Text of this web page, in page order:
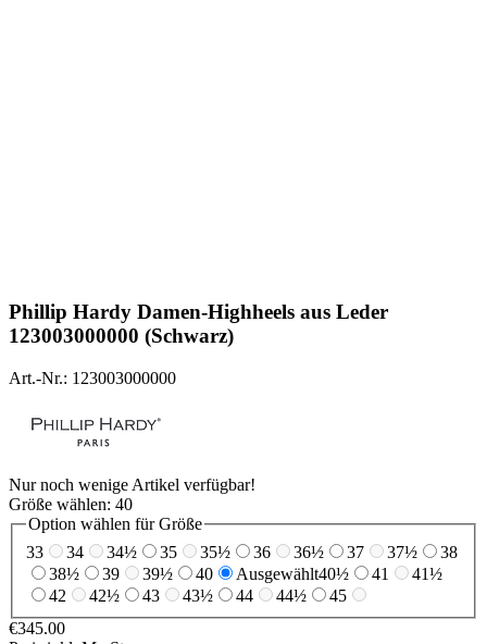
Phillip Hardy Damen-Highheels aus Leder
123003000000 (Schwarz)
Art.-Nr.: 123003000000
Nur noch wenige Artikel verfügbar!
Größe wählen: 40
Option wählen für Größe
33
34 34½ 35 35½ 36 36½ 37 37½
38
38½
39 39½ 40 Ausgewählt40½ 41
41½
42
42½ 43 43½ 44 44½
45
€345.00